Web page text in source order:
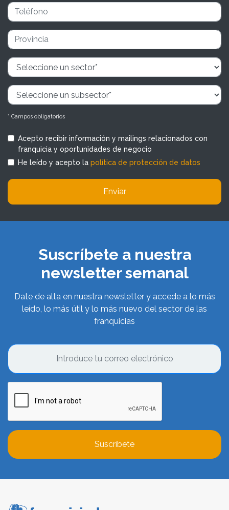
* Campos obligatorios
Acepto recibir información y mailings relacionados con
franquicia y oportunidades de negocio
He leído y acepto la política de protección de datos
Enviar
Suscríbete a nuestra
newsletter semanal
Date de alta en nuestra newsletter y accede a lo más
leído, lo más útil y lo más nuevo del sector de las
franquicias
Suscríbete